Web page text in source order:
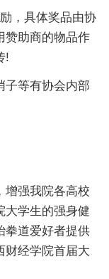
具体奖品由协
赞助商的物品作
!
等有协会内部
强我院各高校
大学生的强身健
拳道爱好者提供
财经学院首届大